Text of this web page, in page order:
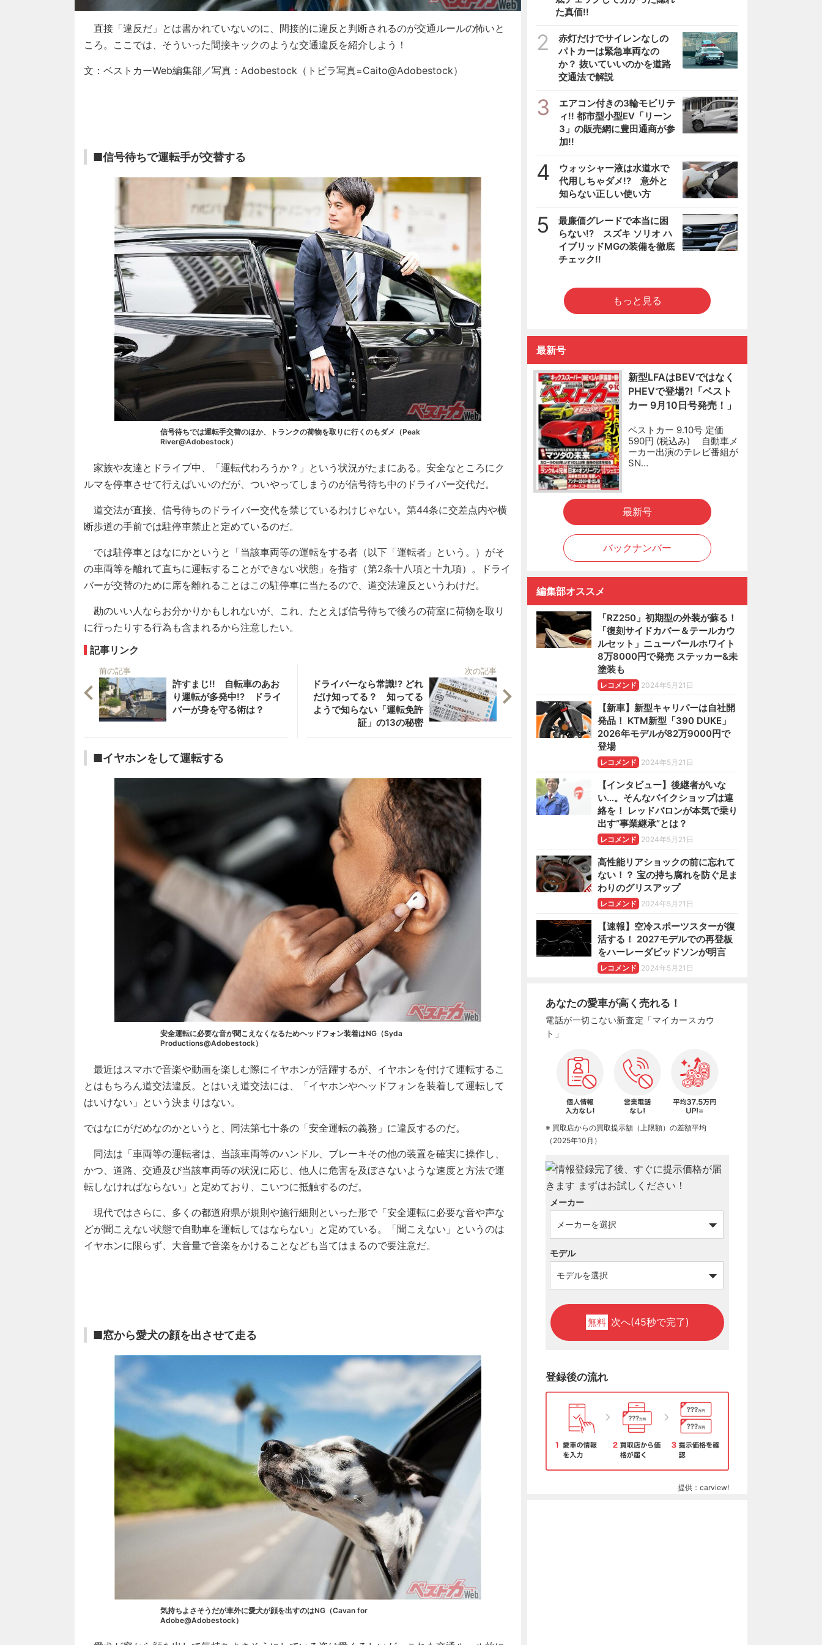
直接「違反だ」とは書かれていないのに、間接的に違反と判断されるのが交通ルールの怖いと
ころ。ここでは、そういった間接キックのような交通違反を紹介しよう！
文：ベストカーWeb編集部／写真：Adobestock（トビラ写真=Caito@Adobestock）
■信号待ちで運転手が交替する
信号待ちでは運転手交替のほか、トランクの荷物を取りに行くのもダメ（Peak
River@Adobestock）
家族や友達とドライブ中、「運転代わろうか？」という状況がたまにある。安全なところにク
ルマを停車させて行えばいいのだが、ついやってしまうのが信号待ち中のドライバー交代だ。
道交法が直接、信号待ちのドライバー交代を禁じているわけじゃない。第44条に交差点内や横
断歩道の手前では駐停車禁止と定めているのだ。
では駐停車とはなにかというと「当該車両等の運転をする者（以下「運転者」という。）がそ
の車両等を離れて直ちに運転することができない状態」を指す（第2条十八項と十九項）。ドライ
バーが交替のために席を離れることはこの駐停車に当たるので、道交法違反というわけだ。
勘のいい人ならお分かりかもしれないが、これ、たとえば信号待ちで後ろの荷室に荷物を取り
に行ったりする行為も含まれるから注意したい。
記事リンク
前の記事
許すまじ!! 自転車のあお
り運転が多発中!? ドライ
バーが身を守る術は？
次の記事
ドライバーなら常識!? どれ
だけ知ってる？ 知ってる
ようで知らない「運転免許
証」の13の秘密
■イヤホンをして運転する
安全運転に必要な音が聞こえなくなるためヘッドフォン装着はNG（Syda
Productions@Adobestock）
最近はスマホで音楽や動画を楽しむ際にイヤホンが活躍するが、イヤホンを付けて運転するこ
とはもちろん道交法違反。とはいえ道交法には、「イヤホンやヘッドフォンを装着して運転して
はいけない」という決まりはない。
ではなにがだめなのかというと、同法第七十条の「安全運転の義務」に違反するのだ。
同法は「車両等の運転者は、当該車両等のハンドル、ブレーキその他の装置を確実に操作し、
かつ、道路、交通及び当該車両等の状況に応じ、他人に危害を及ぼさないような速度と方法で運
転しなければならない」と定めており、こいつに抵触するのだ。
現代ではさらに、多くの都道府県が規則や施行細則といった形で「安全運転に必要な音や声な
どが聞こえない状態で自動車を運転してはならない」と定めている。「聞こえない」というのは
イヤホンに限らず、大音量で音楽をかけることなども当てはまるので要注意だ。
■窓から愛犬の顔を出させて走る
気持ちよさそうだが車外に愛犬が顔を出すのはNG（Cavan for
Adobe@Adobestock）
た真価!!
2
赤灯だけでサイレンなしの
パトカーは緊急車両なの
か？ 抜いていいのかを道路
交通法で解説
3
エアコン付きの3輪モビリテ
ィ!! 都市型小型EV「リーン
3」の販売網に豊田通商が参
加!!
4
ウォッシャー液は水道水で
代用しちゃダメ!? 意外と
知らない正しい使い方
5
最廉価グレードで本当に困
らない!? スズキ ソリオ ハ
イブリッドMGの装備を徹底
チェック!!
もっと見る
最新号
新型LFAはBEVではなく
PHEVで登場?!「ベスト
カー 9月10日号発売！」
ベストカー 9.10号 定価
590円 (税込み) 自動車メ
ーカー出演のテレビ番組が
SN…
最新号
バックナンバー
編集部オススメ
「RZ250」初期型の外装が蘇る！
「復刻サイドカバー＆テールカウ
ルセット」ニューパールホワイト
8万8000円で発売 ステッカー&未
塗装も
レコメンド 2024年5月21日
【新車】新型キャリパーは自社開
発品！ KTM新型「390 DUKE」
2026年モデルが82万9000円で
登場
レコメンド 2024年5月21日
【インタビュー】後継者がいな
い…。そんなバイクショップは連
絡を！ レッドバロンが本気で乗り
出す“事業継承”とは？
レコメンド 2024年5月21日
高性能リアショックの前に忘れて
ない！？ 宝の持ち腐れを防ぐ足ま
わりのグリスアップ
レコメンド 2024年5月21日
【速報】空冷スポーツスターが復
活する！ 2027モデルでの再登板
をハーレーダビッドソンが明言
レコメンド 2024年5月21日
あなたの愛車が高く売れる！
電話が一切こない新査定「マイカースカウ
ト」
※ 買取店からの買取提示額（上限額）の差額平均
（2025年10月）
メーカー
モデル
無料 次へ(45秒で完了)
登録後の流れ
提供：carview!